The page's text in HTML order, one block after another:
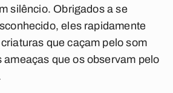
silêncio. Obrigados a se
eles rapidamente
que caçam pelo som
ameaças que os observam pelo